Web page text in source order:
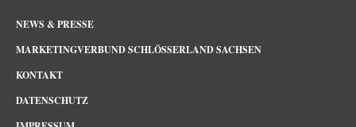
NEWS & PRESSE
MARKETINGVERBUND SCHLÖSSERLAND SACHSEN
KONTAKT
DATENSCHUTZ